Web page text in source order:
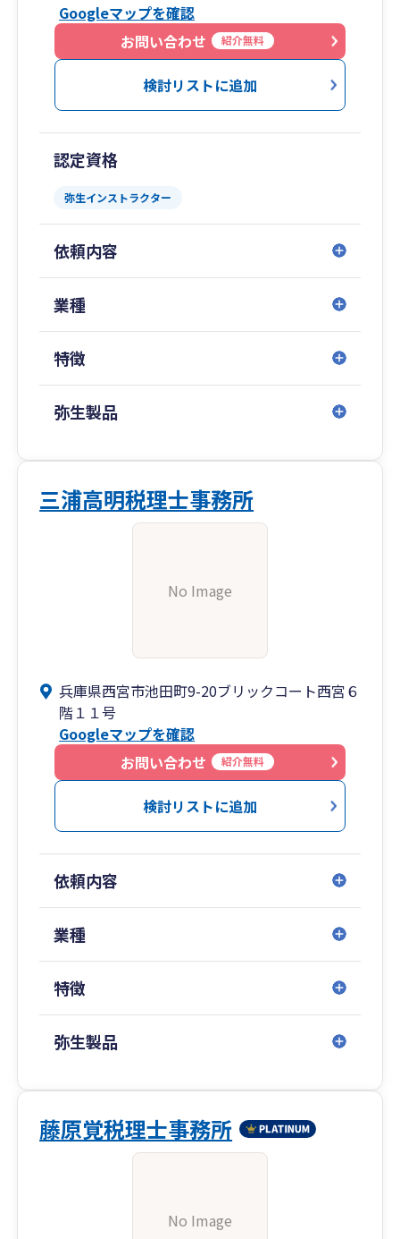
Googleマップを確認
お問い合わせ
紹介無料
検討リストに追加
認定資格
弥生インストラクター
依頼内容
業種
特徴
弥生製品
三浦高明税理士事務所
No Image
兵庫県西宮市池田町9-20ブリックコート西宮６
階１１号
Googleマップを確認
お問い合わせ
紹介無料
検討リストに追加
依頼内容
業種
特徴
弥生製品
藤原覚税理士事務所
No Image